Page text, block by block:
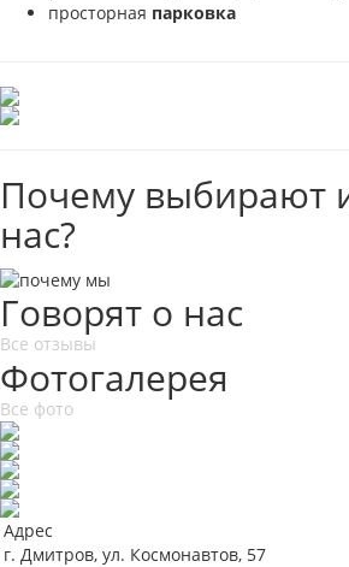
просторная парковка
Почему выбирают
нас?
Говорят о нас
Все отзывы
Фотогалерея
Все фото
Адрес
г. Дмитров, ул. Космонавтов, 57